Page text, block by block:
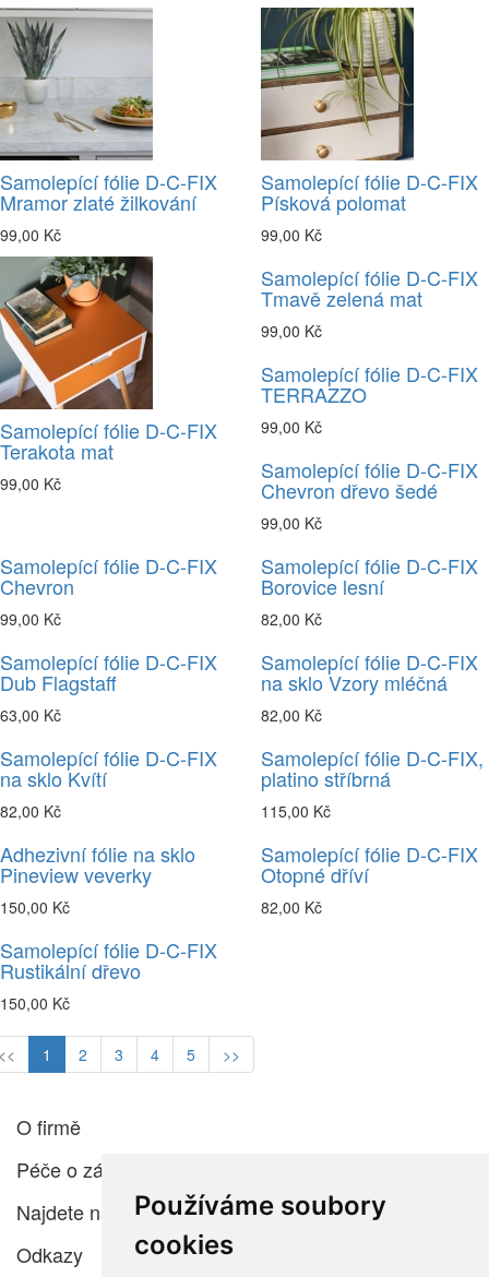
Používáme soubory
cookies
Samolepící fólie D-C-FIX
Mramor zlaté žilkování
99,00 Kč
Samolepící fólie D-C-FIX
Písková polomat
99,00 Kč
Samolepící fólie D-C-FIX
Terakota mat
99,00 Kč
Samolepící fólie D-C-FIX
Tmavě zelená mat
99,00 Kč
Samolepící fólie D-C-FIX
TERRAZZO
99,00 Kč
Samolepící fólie D-C-FIX
Chevron dřevo šedé
99,00 Kč
Samolepící fólie D-C-FIX
Chevron
99,00 Kč
Samolepící fólie D-C-FIX
Borovice lesní
82,00 Kč
Samolepící fólie D-C-FIX
Dub Flagstaff
63,00 Kč
Samolepící fólie D-C-FIX
na sklo Vzory mléčná
82,00 Kč
Samolepící fólie D-C-FIX
na sklo Kvítí
82,00 Kč
Samolepící fólie D-C-FIX,
platino stříbrná
115,00 Kč
Adhezivní fólie na sklo
Pineview veverky
150,00 Kč
Samolepící fólie D-C-FIX
Otopné dříví
82,00 Kč
Samolepící fólie D-C-FIX
Rustikální dřevo
150,00 Kč
1 2 3 4 5 >>
O firmě
Péče o zákazníka
Najdete nás
Odkazy